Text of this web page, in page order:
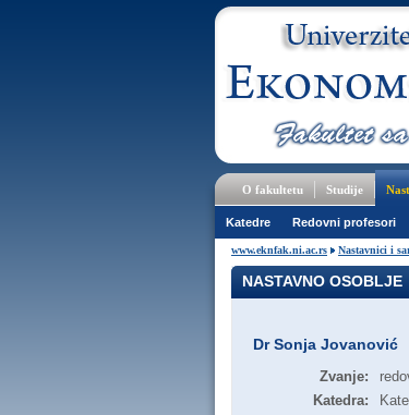
O fakultetu Studije
Katedre Redovni profesori
www.eknfak.ni.ac.rs Nastavnici i
NASTAVNO OSOBLJE
Dr Sonja Jovanović
Zvanje:
Katedra: